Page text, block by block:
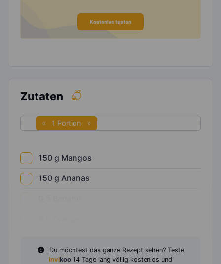
Kostenlos testen
Zutaten
1 Portion
150 g Mangos
150 g Ananas
Du möchtest das ganze Rezept sehen? Teste
invikoo 14 Tage lang völlig kostenlos und